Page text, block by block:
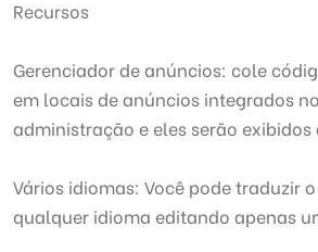
Recursos
Gerenciador de anúncios: cole
em locais de anúncios integrados
administração e eles serão
Vários idiomas: Você pode traduzir
qualquer idioma editando apenas